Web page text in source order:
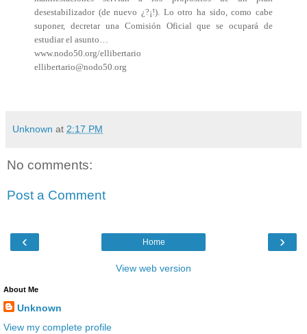
desestabilizador (de nuevo ¿?¡!). Lo otro ha sido, como cabe
suponer, decretar una Comisión Oficial que se ocupará de
estudiar el asunto…
www.nodo50.org/ellibertario
ellibertario@nodo50.org
Unknown at 2:17 PM
No comments:
Post a Comment
‹ ›
Home
View web version
About Me
Unknown
View my complete profile